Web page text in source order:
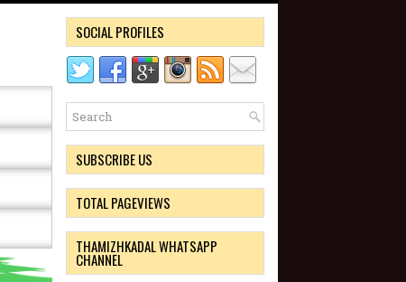
SOCIAL PROFILES
SUBSCRIBE US
TOTAL PAGEVIEWS
THAMIZHKADAL WHATSAPP
CHANNEL